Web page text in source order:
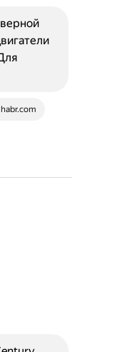
habr.com